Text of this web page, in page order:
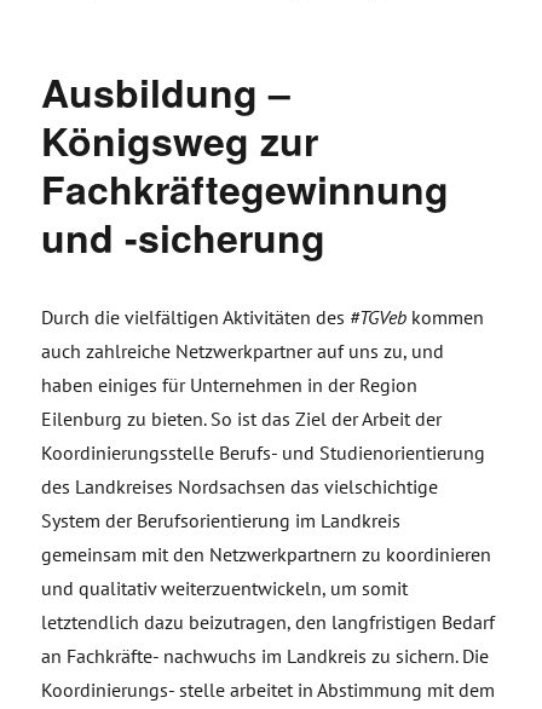
Ausbildung –
Königsweg zur
Fachkräftegewinnung
und -sicherung
Durch die vielfältigen Aktivitäten des #TGVeb kommen
auch zahlreiche Netzwerkpartner auf uns zu, und
haben einiges für Unternehmen in der Region
Eilenburg zu bieten. So ist das Ziel der Arbeit der
Koordinierungsstelle Berufs- und Studienorientierung
des Landkreises Nordsachsen das vielschichtige
System der Berufsorientierung im Landkreis
gemeinsam mit den Netzwerkpartnern zu koordinieren
und qualitativ weiterzuentwickeln, um somit
letztendlich dazu beizutragen, den langfristigen Bedarf
an Fachkräfte- nachwuchs im Landkreis zu sichern. Die
Koordinierungs- stelle arbeitet in Abstimmung mit dem